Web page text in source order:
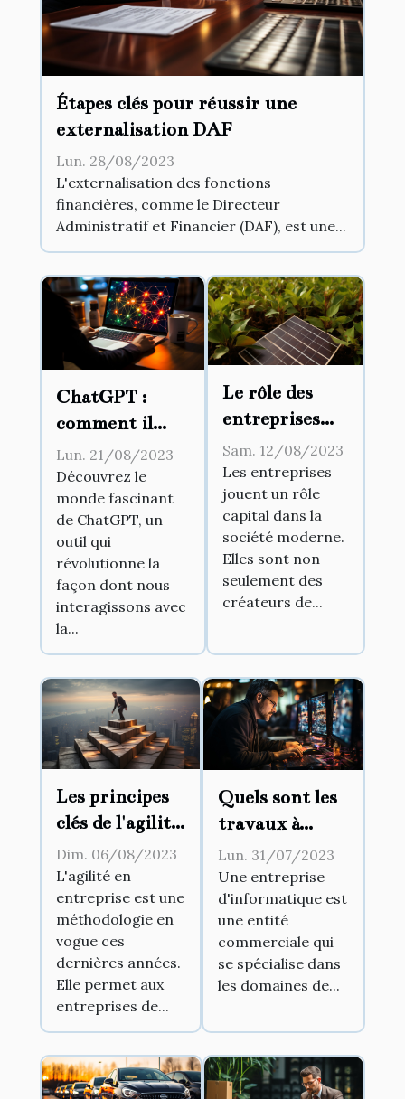
Étapes clés pour réussir une
externalisation DAF
Lun. 28/08/2023
L'externalisation des fonctions
financières, comme le Directeur
Administratif et Financier (DAF), est une...
ChatGPT :
comment il
change la façon
dont nous
communiquons
avec la
technologie
Lun. 21/08/2023
Découvrez le
monde fascinant
de ChatGPT, un
outil qui
révolutionne la
façon dont nous
interagissons avec
la...
Le rôle des
entreprises
dans les
changements
sociétaux
Sam. 12/08/2023
Les entreprises
jouent un rôle
capital dans la
société moderne.
Elles sont non
seulement des
créateurs de...
Les principes
clés de l'agilité
en entreprise
Dim. 06/08/2023
L'agilité en
entreprise est une
méthodologie en
vogue ces
dernières années.
Elle permet aux
entreprises de...
Quels sont les
travaux à
confier à une
entreprise
d'informatique
?
Lun. 31/07/2023
Une entreprise
d'informatique est
une entité
commerciale qui
se spécialise dans
les domaines de...